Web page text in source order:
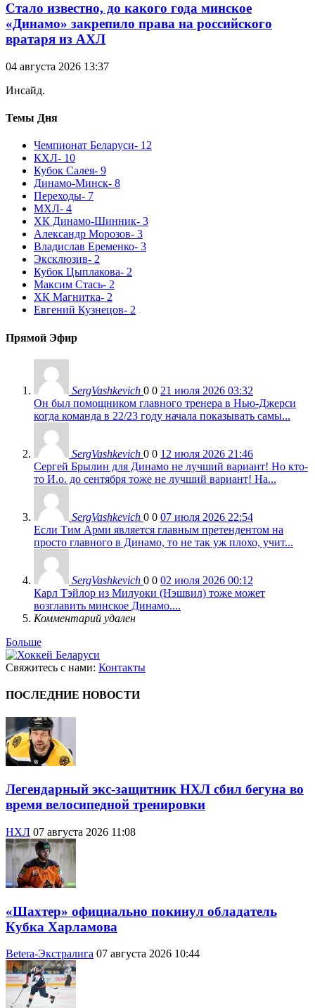
Стало известно, до какого года минское
«Динамо» закрепило права на российского
вратаря из АХЛ
04 августа 2026 13:37
Инсайд.
Темы Дня
Чемпионат Беларуси- 12
КХЛ- 10
Кубок Салея- 9
Динамо-Минск- 8
Переходы- 7
МХЛ- 4
ХК Динамо-Шинник- 3
Александр Морозов- 3
Владислав Еременко- 3
Эксклюзив- 2
Кубок Цыплакова- 2
Максим Стась- 2
ХК Магнитка- 2
Евгений Кузнецов- 2
Прямой Эфир
SergVashkevich 0 0 21 июля 2026 03:32
Он был помощником главного тренера в Нью-Джерси
когда команда в 22/23 году начала показывать самы...
SergVashkevich 0 0 12 июля 2026 21:46
Сергей Брылин для Динамо не лучший вариант! Но кто-
то И.о. до сентября тоже не лучший вариант! На...
SergVashkevich 0 0 07 июля 2026 22:54
Если Тим Арми является главным претендентом на
просто главного в Динамо, то не так уж плохо, учит...
SergVashkevich 0 0 02 июля 2026 00:12
Карл Тэйлор из Милуоки (Нэшвил) тоже может
возглавить минское Динамо....
Комментарий удален
Больше
Свяжитесь с нами: Контакты
ПОСЛЕДНИЕ НОВОСТИ
Легендарный экс-защитник НХЛ сбил бегуна во
время велосипедной тренировки
НХЛ 07 августа 2026 11:08
«Шахтер» официально покинул обладатель
Кубка Харламова
Betera-Экстралига 07 августа 2026 10:44